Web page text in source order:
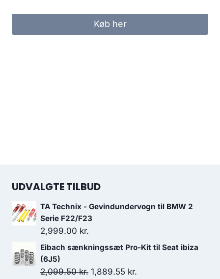
Køb her
UDVALGTE TILBUD
TA Technix - Gevindundervogn til BMW 2
Serie F22/F23
2,999.00 kr.
Eibach sænkningssæt Pro-Kit til Seat ibiza
(6J5)
2,099.50kr. Den
1,889.55 kr.